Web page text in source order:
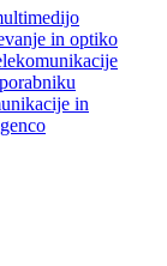
in optiko
in